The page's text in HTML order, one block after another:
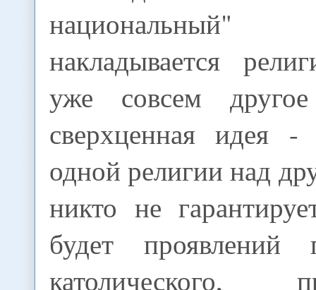
национальный"
накладывается
уже совсем
сверхценная идея -
одной религии над
никто не
будет проявлений
католического,